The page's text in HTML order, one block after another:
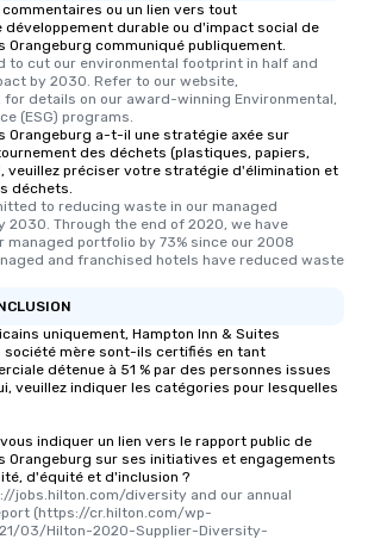
ou un lien vers tout
durable ou d'impact social de
Orangeburg communiqué publiquement.
to cut our environmental footprint in half and
by 2030. Refer to our website,
details on our award-winning Environmental,
(ESG) programs.
Orangeburg a-t-il une stratégie axée sur
des déchets (plastiques, papiers,
veuillez préciser votre stratégie d'élimination et
déchets.
to reducing waste in our managed
2030. Through the end of 2020, we have
managed portfolio by 73% since our 2008
and franchised hotels have reduced waste
uniquement, Hampton Inn & Suites
société mère sont-ils certifiés en tant
détenue à 51 % par des personnes issues
veuillez indiquer les catégories pour lesquelles
indiquer un lien vers le rapport public de
Orangeburg sur ses initiatives et engagements
d'équité et d'inclusion ?
jobs.hilton.com/diversity and our annual
(https://cr.hilton.com/wp-
03/Hilton-2020-Supplier-Diversity-